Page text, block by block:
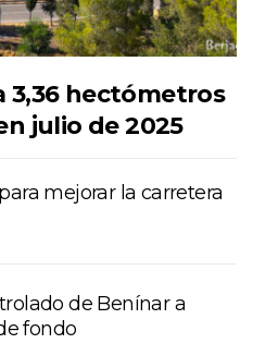
3,36 hectómetros
julio de 2025
mejorar la carretera
de Benínar a
fondo